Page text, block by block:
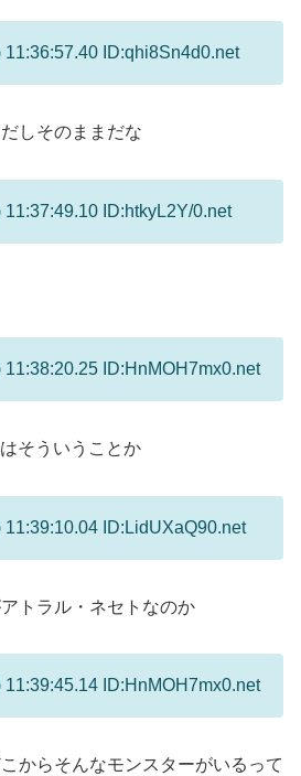
11:36:57.40 ID:qhi8Sn4d0.net
しそのままだな
ID:htkyL2Y/0.net
11:38:20.25 ID:HnMOH7mx0.net
そういうことか
11:39:10.04 ID:LidUXaQ90.net
トラル・ネセトなのか
11:39:45.14 ID:HnMOH7mx0.net
からそんなモンスターがいるって